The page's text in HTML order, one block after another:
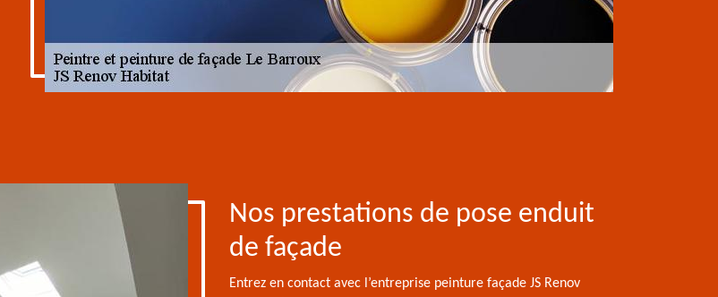
Nos prestations de pose enduit
de façade
Entrez en contact avec l’entreprise peinture façade JS Renov